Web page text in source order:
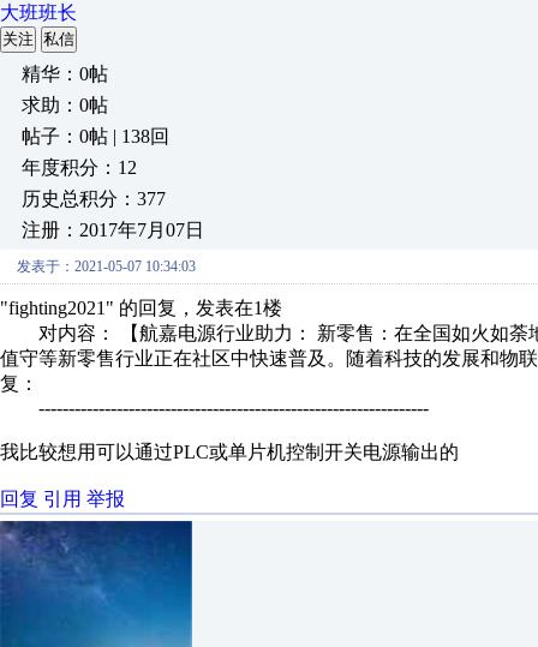
大班班长
关注 私信
精华：0帖
求助：0帖
帖子：0帖 | 138回
年度积分：12
历史总积分：377
注册：2017年7月07日
发表于：2021-05-07 10:34:03
"fighting2021" 的回复，发表在1楼
对内容： 【航嘉电源行业助力： 新零售：在全国如火如荼
值守等新零售行业正在社区中快速普及。随着科技的发展和物
复：
-----------------------------------------------------------------
我比较想用可以通过PLC或单片机控制开关电源输出的
回复 引用 举报